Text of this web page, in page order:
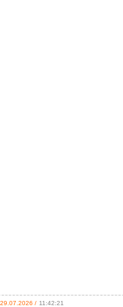
29.07.2026 / 11:42:21